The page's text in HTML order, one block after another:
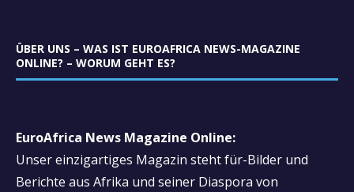
ÜBER UNS – WAS IST EUROAFRICA NEWS-MAGAZINE
ONLINE? – WORUM GEHT ES?
EuroAfrica News Magazine Online:
Unser einzigartiges Magazin steht für-Bilder und
Berichte aus Afrika und seiner Diaspora von